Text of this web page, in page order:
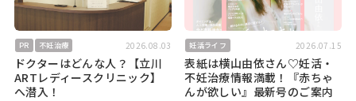
PR 不妊治療 2026.08.03
ドクターはどんな人？【立川
ARTレディースクリニック】
へ潜入！
妊活ライフ 2026.07.15
表紙は横山由依さん♡妊活・
不妊治療情報満載！『赤ちゃ
んが欲しい』最新号のご案内